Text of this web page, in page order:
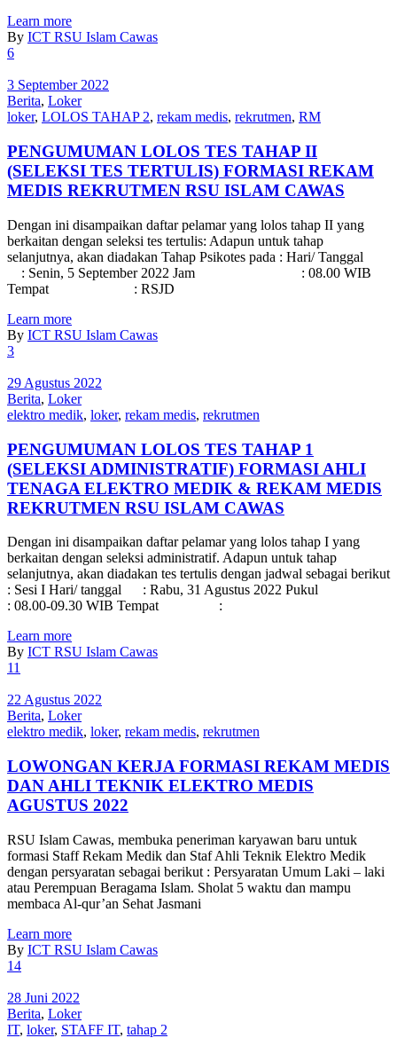
Learn more
By ICT RSU Islam Cawas
6
3 September 2022
Berita, Loker
loker, LOLOS TAHAP 2, rekam medis, rekrutmen, RM
PENGUMUMAN LOLOS TES TAHAP II
(SELEKSI TES TERTULIS) FORMASI REKAM
MEDIS REKRUTMEN RSU ISLAM CAWAS
Dengan ini disampaikan daftar pelamar yang lolos tahap II yang
berkaitan dengan seleksi tes tertulis: Adapun untuk tahap
selanjutnya, akan diadakan Tahap Psikotes pada : Hari/ Tanggal
: Senin, 5 September 2022 Jam : 08.00 WIB
Tempat : RSJD
Learn more
By ICT RSU Islam Cawas
3
29 Agustus 2022
Berita, Loker
elektro medik, loker, rekam medis, rekrutmen
PENGUMUMAN LOLOS TES TAHAP 1
(SELEKSI ADMINISTRATIF) FORMASI AHLI
TENAGA ELEKTRO MEDIK & REKAM MEDIS
REKRUTMEN RSU ISLAM CAWAS
Dengan ini disampaikan daftar pelamar yang lolos tahap I yang
berkaitan dengan seleksi administratif. Adapun untuk tahap
selanjutnya, akan diadakan tes tertulis dengan jadwal sebagai berikut
: Sesi I Hari/ tanggal : Rabu, 31 Agustus 2022 Pukul
: 08.00-09.30 WIB Tempat :
Learn more
By ICT RSU Islam Cawas
11
22 Agustus 2022
Berita, Loker
elektro medik, loker, rekam medis, rekrutmen
LOWONGAN KERJA FORMASI REKAM MEDIS
DAN AHLI TEKNIK ELEKTRO MEDIS
AGUSTUS 2022
RSU Islam Cawas, membuka peneriman karyawan baru untuk
formasi Staff Rekam Medik dan Staf Ahli Teknik Elektro Medik
dengan persyaratan sebagai berikut : Persyaratan Umum Laki – laki
atau Perempuan Beragama Islam. Sholat 5 waktu dan mampu
membaca Al-qur’an Sehat Jasmani
Learn more
By ICT RSU Islam Cawas
14
28 Juni 2022
Berita, Loker
IT, loker, STAFF IT, tahap 2